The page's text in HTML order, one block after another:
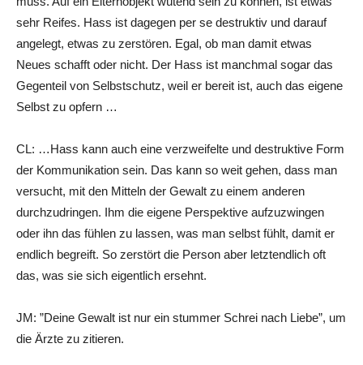
sehr Reifes. Hass ist dagegen per se destruktiv und darauf
angelegt, etwas zu zerstören. Egal, ob man damit etwas
Neues schafft oder nicht. Der Hass ist manchmal sogar das
Gegenteil von Selbstschutz, weil er bereit ist, auch das eigene
Selbst zu opfern …
CL: …Hass kann auch eine verzweifelte und destruktive Form
der Kommunikation sein. Das kann so weit gehen, dass man
versucht, mit den Mitteln der Gewalt zu einem anderen
durchzudringen. Ihm die eigene Perspektive aufzuzwingen
oder ihn das fühlen zu lassen, was man selbst fühlt, damit er
endlich begreift. So zerstört die Person aber letztendlich oft
das, was sie sich eigentlich ersehnt.
JM: ”Deine Gewalt ist nur ein stummer Schrei nach Liebe”, um
die Ärzte zu zitieren.